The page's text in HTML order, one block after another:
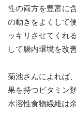
性の両方を豊富に
の動きをよくして
ッキリさせてくれ
して腸内環境を改
菊池さんによれば
果を持つビタミン
水溶性食物繊維は